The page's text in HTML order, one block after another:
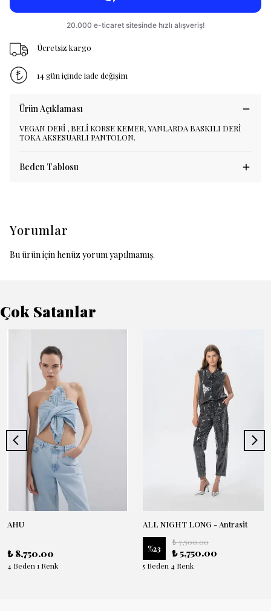
Ücretsiz kargo
14 gün içinde iade değişim
Ürün Açıklaması
VEGAN DERİ , BELİ KORSE KEMER, YANLARDA BASKILI DERİ
TOKA AKSESUARLI PANTOLON.
Beden Tablosu
Yorumlar
Bu ürün için henüz yorum yapılmamış.
Çok Satanlar
AHU
₺ 8,750.00
4 Beden 1 Renk
ALL NIGHT LONG - Antrasit
%23
₺ 7,500.00
₺ 5,750.00
5 Beden 4 Renk